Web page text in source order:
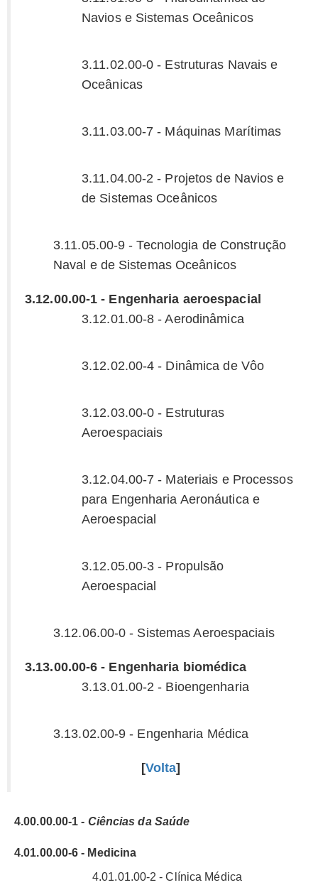
Navios e Sistemas Oceânicos
3.11.02.00-0 - Estruturas Navais e
Oceânicas
3.11.03.00-7 - Máquinas Marítimas
3.11.04.00-2 - Projetos de Navios e
de Sistemas Oceânicos
3.11.05.00-9 - Tecnologia de Construção
Naval e de Sistemas Oceânicos
3.12.00.00-1 - Engenharia aeroespacial
3.12.01.00-8 - Aerodinâmica
3.12.02.00-4 - Dinâmica de Vôo
3.12.03.00-0 - Estruturas
Aeroespaciais
3.12.04.00-7 - Materiais e Processos
para Engenharia Aeronáutica e
Aeroespacial
3.12.05.00-3 - Propulsão
Aeroespacial
3.12.06.00-0 - Sistemas Aeroespaciais
3.13.00.00-6 - Engenharia biomédica
3.13.01.00-2 - Bioengenharia
3.13.02.00-9 - Engenharia Médica
[Volta]
4.00.00.00-1 - Ciências da Saúde
4.01.00.00-6 - Medicina
4.01.01.00-2 - Clínica Médica